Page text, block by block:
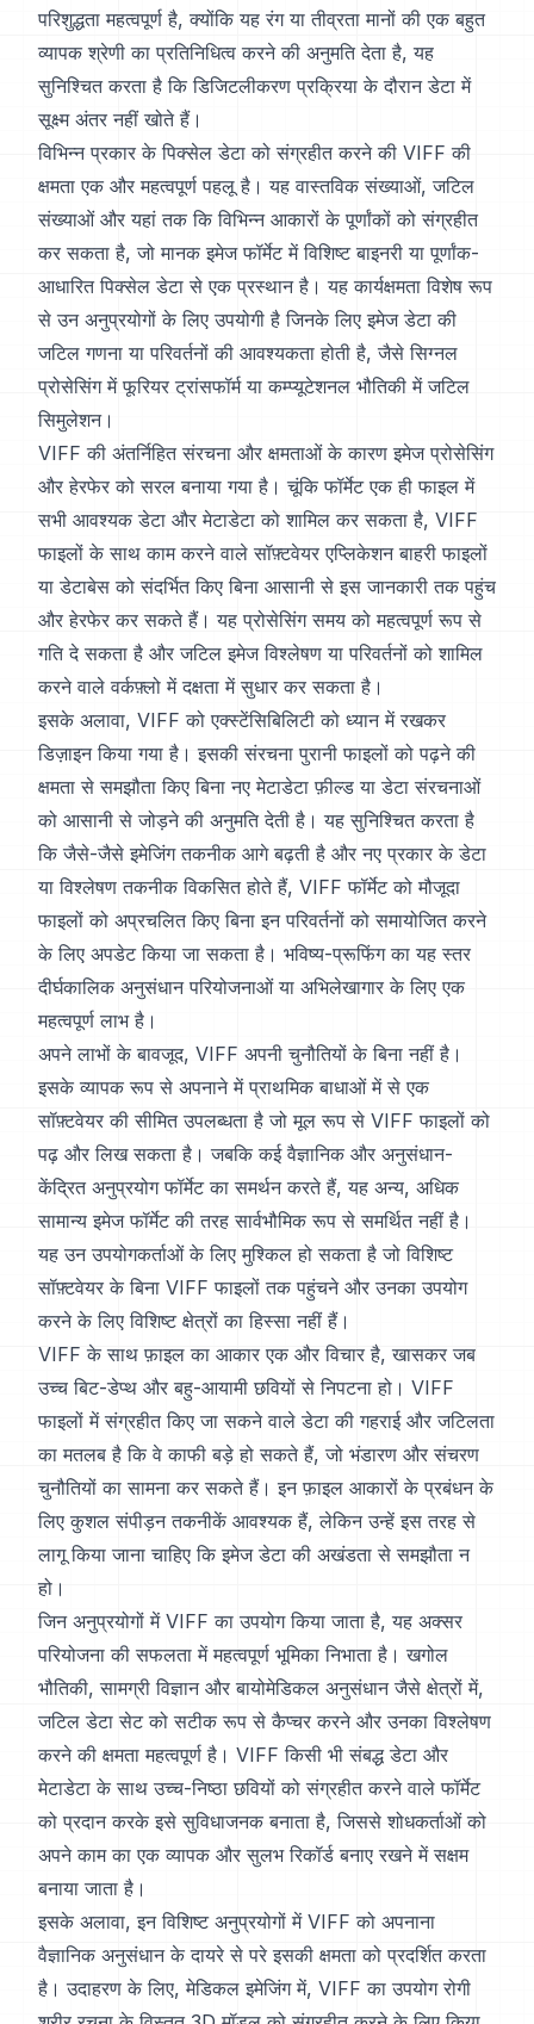
परिशुद्धता महत्वपूर्ण है, क्योंकि यह रंग या तीव्रता मानों की एक बहुत
व्यापक श्रेणी का प्रतिनिधित्व करने की अनुमति देता है, यह
सुनिश्चित करता है कि डिजिटलीकरण प्रक्रिया के दौरान डेटा में
सूक्ष्म अंतर नहीं खोते हैं।
विभिन्न प्रकार के पिक्सेल डेटा को संग्रहीत करने की VIFF की
क्षमता एक और महत्वपूर्ण पहलू है। यह वास्तविक संख्याओं, जटिल
संख्याओं और यहां तक कि विभिन्न आकारों के पूर्णांकों को संग्रहीत
कर सकता है, जो मानक इमेज फॉर्मेट में विशिष्ट बाइनरी या पूर्णांक-
आधारित पिक्सेल डेटा से एक प्रस्थान है। यह कार्यक्षमता विशेष रूप
से उन अनुप्रयोगों के लिए उपयोगी है जिनके लिए इमेज डेटा की
जटिल गणना या परिवर्तनों की आवश्यकता होती है, जैसे सिग्नल
प्रोसेसिंग में फूरियर ट्रांसफॉर्म या कम्प्यूटेशनल भौतिकी में जटिल
सिमुलेशन।
VIFF की अंतर्निहित संरचना और क्षमताओं के कारण इमेज प्रोसेसिंग
और हेरफेर को सरल बनाया गया है। चूंकि फॉर्मेट एक ही फाइल में
सभी आवश्यक डेटा और मेटाडेटा को शामिल कर सकता है, VIFF
फाइलों के साथ काम करने वाले सॉफ़्टवेयर एप्लिकेशन बाहरी फाइलों
या डेटाबेस को संदर्भित किए बिना आसानी से इस जानकारी तक पहुंच
और हेरफेर कर सकते हैं। यह प्रोसेसिंग समय को महत्वपूर्ण रूप से
गति दे सकता है और जटिल इमेज विश्लेषण या परिवर्तनों को शामिल
करने वाले वर्कफ़्लो में दक्षता में सुधार कर सकता है।
इसके अलावा, VIFF को एक्स्टेंसिबिलिटी को ध्यान में रखकर
डिज़ाइन किया गया है। इसकी संरचना पुरानी फाइलों को पढ़ने की
क्षमता से समझौता किए बिना नए मेटाडेटा फ़ील्ड या डेटा संरचनाओं
को आसानी से जोड़ने की अनुमति देती है। यह सुनिश्चित करता है
कि जैसे-जैसे इमेजिंग तकनीक आगे बढ़ती है और नए प्रकार के डेटा
या विश्लेषण तकनीक विकसित होते हैं, VIFF फॉर्मेट को मौजूदा
फाइलों को अप्रचलित किए बिना इन परिवर्तनों को समायोजित करने
के लिए अपडेट किया जा सकता है। भविष्य-प्रूफिंग का यह स्तर
दीर्घकालिक अनुसंधान परियोजनाओं या अभिलेखागार के लिए एक
महत्वपूर्ण लाभ है।
अपने लाभों के बावजूद, VIFF अपनी चुनौतियों के बिना नहीं है।
इसके व्यापक रूप से अपनाने में प्राथमिक बाधाओं में से एक
सॉफ़्टवेयर की सीमित उपलब्धता है जो मूल रूप से VIFF फाइलों को
पढ़ और लिख सकता है। जबकि कई वैज्ञानिक और अनुसंधान-
केंद्रित अनुप्रयोग फॉर्मेट का समर्थन करते हैं, यह अन्य, अधिक
सामान्य इमेज फॉर्मेट की तरह सार्वभौमिक रूप से समर्थित नहीं है।
यह उन उपयोगकर्ताओं के लिए मुश्किल हो सकता है जो विशिष्ट
सॉफ़्टवेयर के बिना VIFF फाइलों तक पहुंचने और उनका उपयोग
करने के लिए विशिष्ट क्षेत्रों का हिस्सा नहीं हैं।
VIFF के साथ फ़ाइल का आकार एक और विचार है, खासकर जब
उच्च बिट-डेप्थ और बहु-आयामी छवियों से निपटना हो। VIFF
फाइलों में संग्रहीत किए जा सकने वाले डेटा की गहराई और जटिलता
का मतलब है कि वे काफी बड़े हो सकते हैं, जो भंडारण और संचरण
चुनौतियों का सामना कर सकते हैं। इन फ़ाइल आकारों के प्रबंधन के
लिए कुशल संपीड़न तकनीकें आवश्यक हैं, लेकिन उन्हें इस तरह से
लागू किया जाना चाहिए कि इमेज डेटा की अखंडता से समझौता न
हो।
जिन अनुप्रयोगों में VIFF का उपयोग किया जाता है, यह अक्सर
परियोजना की सफलता में महत्वपूर्ण भूमिका निभाता है। खगोल
भौतिकी, सामग्री विज्ञान और बायोमेडिकल अनुसंधान जैसे क्षेत्रों में,
जटिल डेटा सेट को सटीक रूप से कैप्चर करने और उनका विश्लेषण
करने की क्षमता महत्वपूर्ण है। VIFF किसी भी संबद्ध डेटा और
मेटाडेटा के साथ उच्च-निष्ठा छवियों को संग्रहीत करने वाले फॉर्मेट
को प्रदान करके इसे सुविधाजनक बनाता है, जिससे शोधकर्ताओं को
अपने काम का एक व्यापक और सुलभ रिकॉर्ड बनाए रखने में सक्षम
बनाया जाता है।
इसके अलावा, इन विशिष्ट अनुप्रयोगों में VIFF को अपनाना
वैज्ञानिक अनुसंधान के दायरे से परे इसकी क्षमता को प्रदर्शित करता
है। उदाहरण के लिए, मेडिकल इमेजिंग में, VIFF का उपयोग रोगी